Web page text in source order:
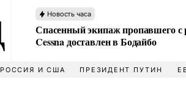
Новость часа
Спасенный экипаж пропавшего с
Cessna доставлен в Бодайбо
РОССИЯ И США ПРЕЗИДЕНТ ПУТИН